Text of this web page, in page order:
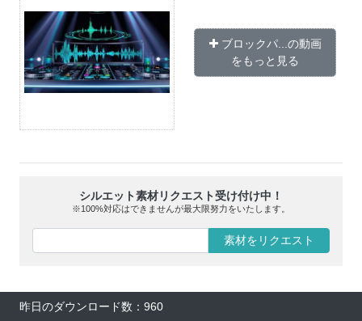
ブロックパ...の動画
をもっと見る
シルエット素材リクエスト受け付け中！
※100%対応はできませんが最大限努力をいたします。
素材をリクエスト
昨日のダウンロード数：960